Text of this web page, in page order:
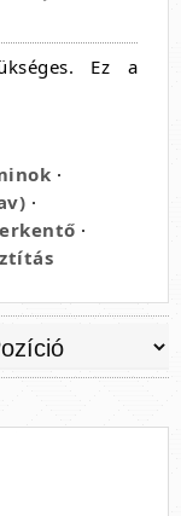
Ez a
·
·
·